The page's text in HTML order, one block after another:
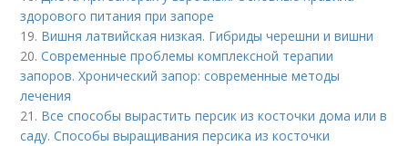
здорового питания при запоре
19. Вишня латвийская низкая. Гибриды черешни и вишни
20.Современные проблемы комплексной терапии
запоров. Хронический запор: современные методы
лечения
21. Все способы вырастить персик из косточки дома или в
саду. Способы выращивания персика из косточки